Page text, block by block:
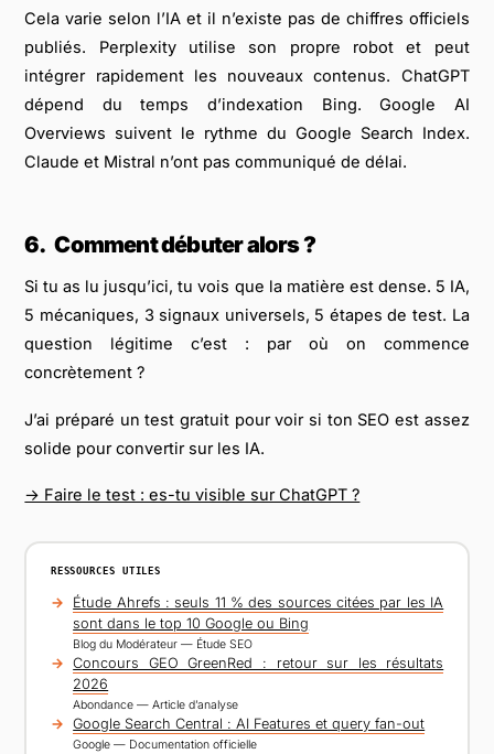
Cela varie selon l’IA et il n’existe pas de chiffres officiels
publiés. Perplexity utilise son propre robot et peut
intégrer rapidement les nouveaux contenus. ChatGPT
dépend du temps d’indexation Bing. Google AI
Overviews suivent le rythme du Google Search Index.
Claude et Mistral n’ont pas communiqué de délai.
6. Comment débuter alors ?
Si tu as lu jusqu’ici, tu vois que la matière est dense. 5 IA,
5 mécaniques, 3 signaux universels, 5 étapes de test. La
question légitime c’est : par où on commence
concrètement ?
J’ai préparé un test gratuit pour voir si ton SEO est assez
solide pour convertir sur les IA.
→ Faire le test : es-tu visible sur ChatGPT ?
RESSOURCES UTILES
Étude Ahrefs : seuls 11 % des sources citées par les IA
sont dans le top 10 Google ou Bing
Blog du Modérateur — Étude SEO
Concours GEO GreenRed : retour sur les résultats
2026
Abondance — Article d’analyse
Google Search Central : AI Features et query fan-out
Google — Documentation officielle